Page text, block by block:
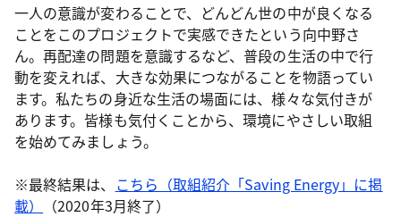
一人の意識が変わることで、どんどん世の中が良くなる
ことをこのプロジェクトで実感できたという向中野さ
ん。再配達の問題を意識するなど、普段の生活の中で行
動を変えれば、大きな効果につながることを物語ってい
ます。私たちの身近な生活の場面には、様々な気付きが
あります。皆様も気付くことから、環境にやさしい取組
を始めてみましょう。
※最終結果は、
こちら（取組紹介「Saving Energy」に掲
載）
（2020年3月終了）